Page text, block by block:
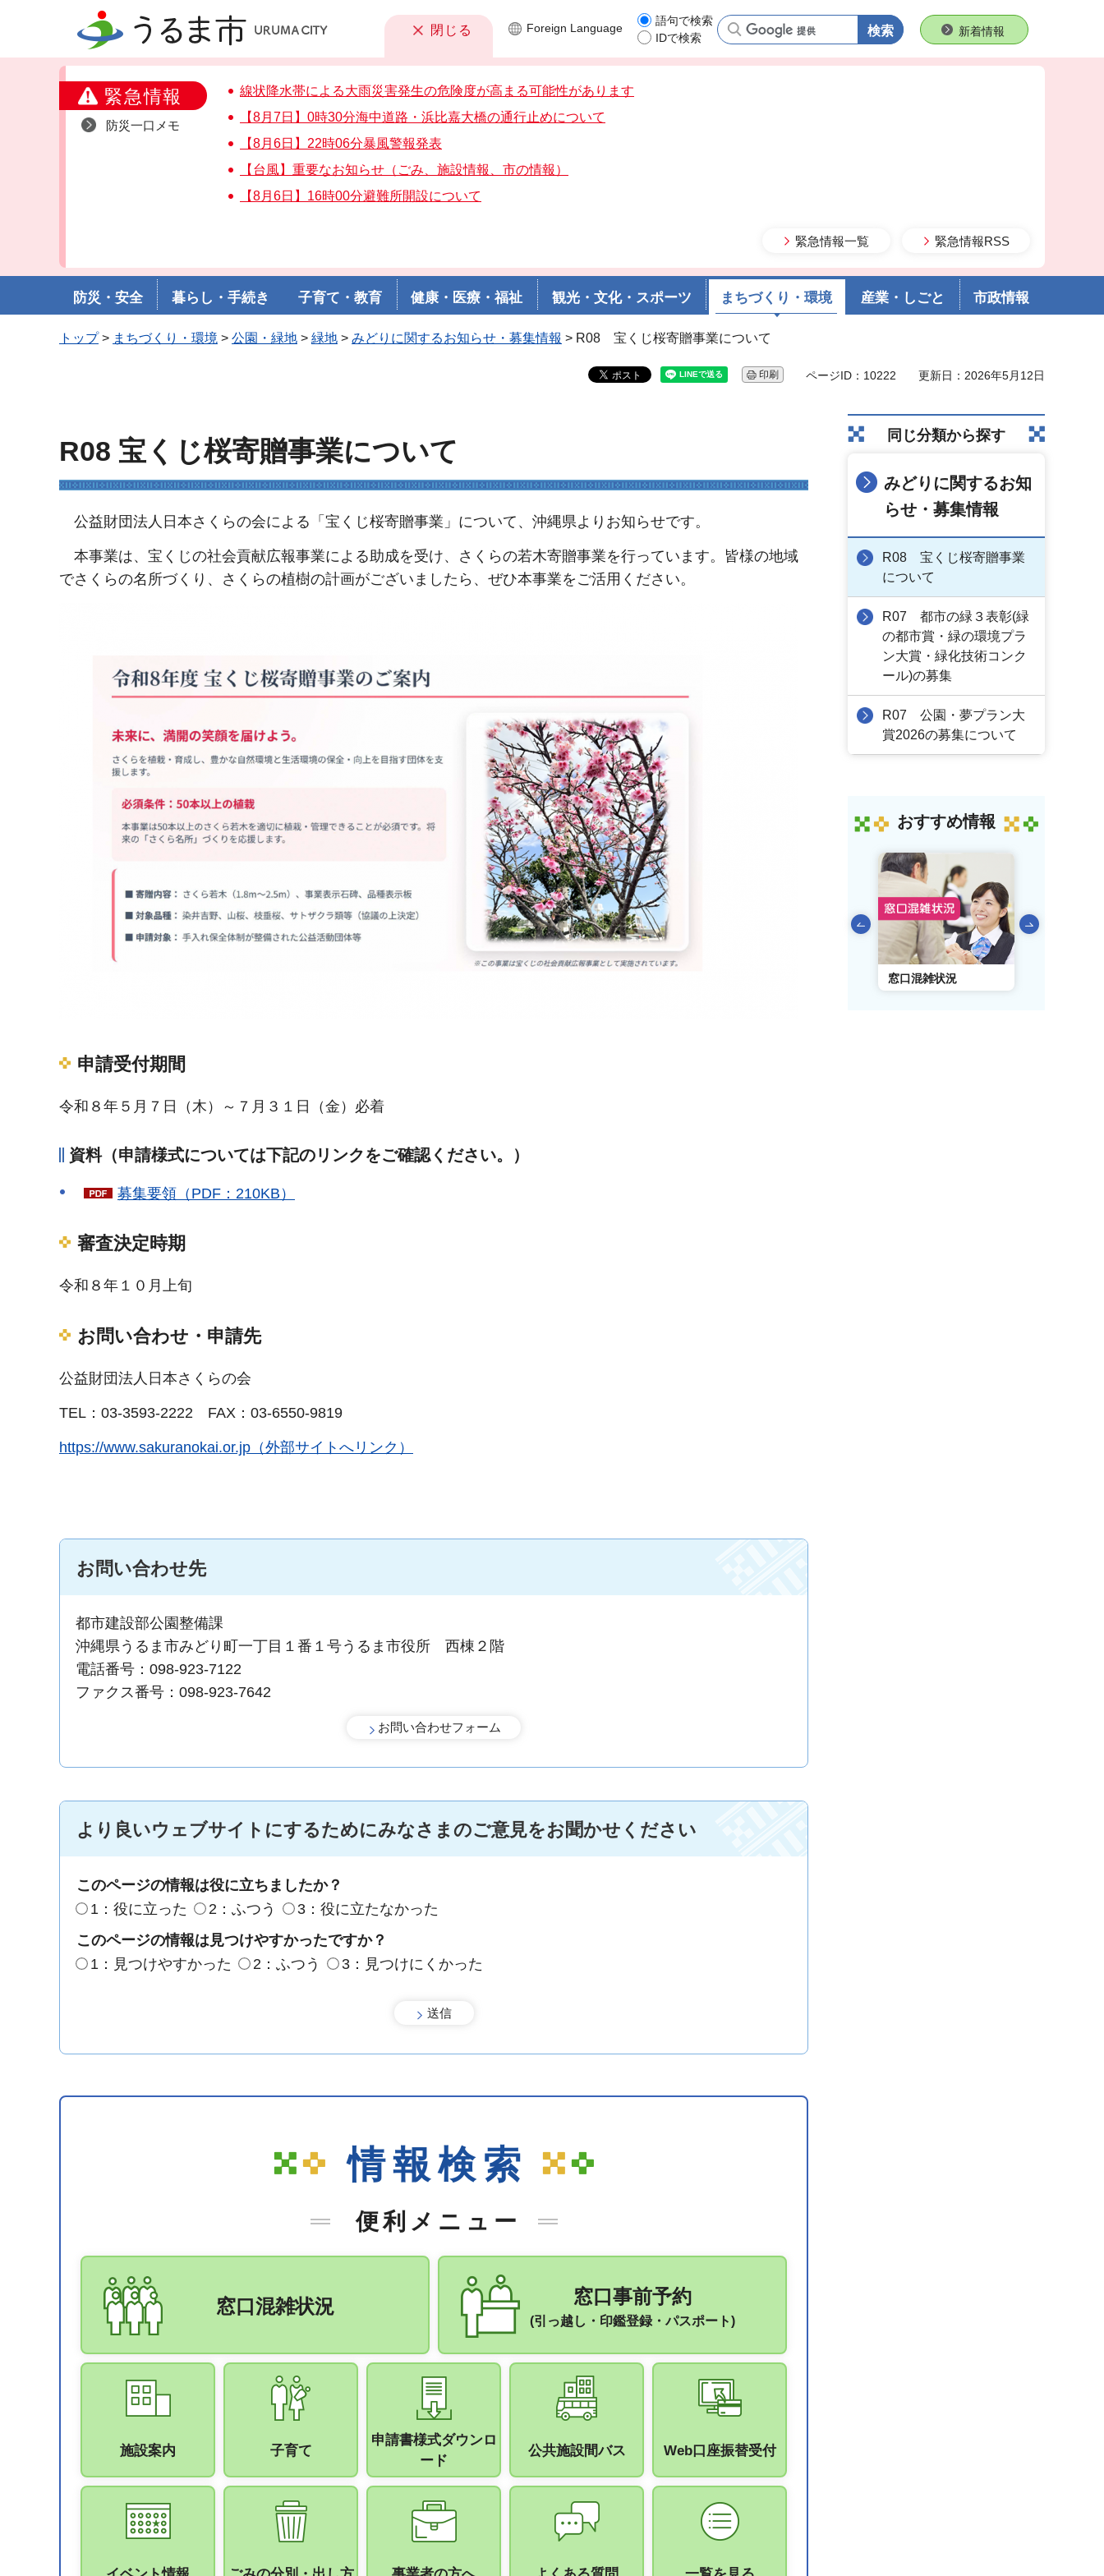
うるま市 閉じる
緊急情報
防災一口メモ
線状降水帯による大雨災害発生の危険度が高まる可能性があります
【8月7日】0時30分海中道路・浜比嘉大橋の通行止めについて
【8月6日】22時06分暴風警報発表
【台風】重要なお知らせ（ごみ、施設情報、市の情報）
【8月6日】16時00分避難所開設について
緊急情報一覧 緊急情報RSS
Foreign Language
語句で検索
IDで検索
語句で検索新着情報
防災・安全 暮らし・手続き 子育て・教育 健康・医療・福祉 観光・文化・スポーツ まちづくり・環境 産業・しごと 市政情報
トップ> まちづくり・環境 > 公園・緑地 > 緑地 > みどりに関するお知らせ・募集情報 > R08 宝くじ桜寄贈事業について
印刷 ページID：10222 更新日：2026年5月12日
R08 宝くじ桜寄贈事業について
公益財団法人日本さくらの会による「宝くじ桜寄贈事業」について、沖縄県よりお知らせです。
本事業は、宝くじの社会貢献広報事業による助成を受け、さくらの若木寄贈事業を行っています。皆様の地域
でさくらの名所づくり、さくらの植樹の計画がございましたら、ぜひ本事業をご活用ください。
申請受付期間
令和８年５月７日（木）～７月３１日（金）必着
資料（申請様式については下記のリンクをご確認ください。）
募集要領（PDF：210KB）
審査決定時期
令和８年１０月上旬
お問い合わせ・申請先
公益財団法人日本さくらの会
TEL：03-3593-2222 FAX：03-6550-9819
https://www.sakuranokai.or.jp（外部サイトへリンク）
お問い合わせ先
都市建設部公園整備課
沖縄県うるま市みどり町一丁目１番１号うるま市役所 西棟２階
電話番号：098-923-7122
ファクス番号：098-923-7642
より良いウェブサイトにするためにみなさまのご意見をお聞かせください
このページの情報は役に立ちましたか？
1：役に立った
2：ふつう
3：役に立たなかった
このページの情報は見つけやすかったですか？
1：見つけやすかった
2：ふつう 3：見つけにくかった
情報検索
便利メニュー
窓口混雑状況 窓口事前予約
(引っ越し・印鑑登録・パスポート)
施設案内 子育て
申請書様式ダウンロ
ード
公共施設間バス Web口座振替受付
同じ分類から探す
みどりに関するお知
らせ・募集情報
R08 宝くじ桜寄贈事業
について
R07 都市の緑３表彰(緑
の都市賞・緑の環境プラ
ン大賞・緑化技術コンク
ール)の募集
R07 公園・夢プラン大
賞2026の募集について
おすすめ情報
前のスライドを表示
窓口混雑状況